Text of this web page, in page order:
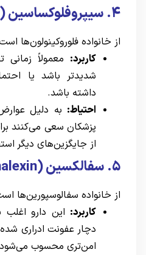
۴. سیپروفلوکساسین (Ciprofloxacin)
از خانواده فلوروکینولون‌ها
کاربرد: معمولاً
شدیدتر باشد یا
داشته باشد.
احتیاط: به دلیل
پزشکان سعی می‌کنند
از جایگزین‌های دیگر
۵. سفالکسین (Cephalexin)
از خانواده سفالوسپورین‌ها
کاربرد: این دارو اغلب
دچار عفونت ادراری
امن‌تری محسوب